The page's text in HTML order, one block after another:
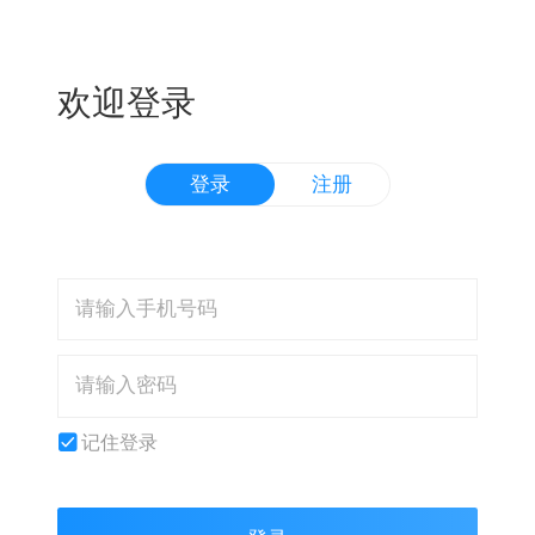
欢迎登录
登录 注册
记住登录